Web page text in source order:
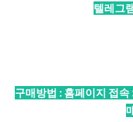
텔레그
구매방법 : 홈페이지 접